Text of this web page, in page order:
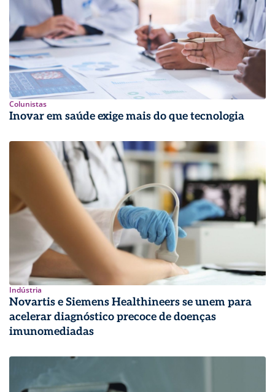
Colunistas
Inovar em saúde exige mais do que tecnologia
Indústria
Novartis e Siemens Healthineers se unem para
acelerar diagnóstico precoce de doenças
imunomediadas